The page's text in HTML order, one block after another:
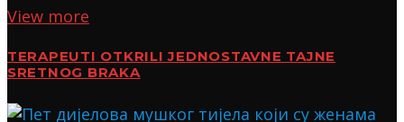
View more
TERAPEUTI OTKRILI JEDNOSTAVNE TAJNE
SRETNOG BRAKA